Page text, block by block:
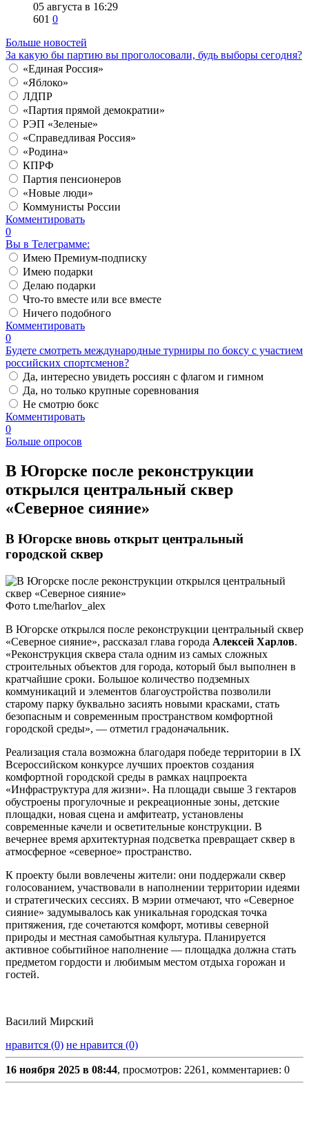
05 августа в 16:29
601 0
Больше новостей
За какую бы партию вы проголосовали, будь выборы сегодня?
«Единая Россия»
«Яблоко»
ЛДПР
«Партия прямой демократии»
РЭП «Зеленые»
«Справедливая Россия»
«Родина»
КПРФ
Партия пенсионеров
«Новые люди»
Коммунисты России
Комментировать
0
Вы в Телеграмме:
Имею Премиум-подписку
Имею подарки
Делаю подарки
Что-то вместе или все вместе
Ничего подобного
Комментировать
0
Будете смотреть международные турниры по боксу с участием
российских спортсменов?
Да, интересно увидеть россиян с флагом и гимном
Да, но только крупные соревнования
Не смотрю бокс
Комментировать
0
Больше опросов
В Югорске после реконструкции
открылся центральный сквер
«Северное сияние»
В Югорске вновь открыт центральный
городской сквер
Фото t.me/harlov_alex
В Югорске открылся после реконструкции центральный сквер
«Северное сияние», рассказал глава города Алексей Харлов.
«Реконструкция сквера стала одним из самых сложных
строительных объектов для города, который был выполнен в
кратчайшие сроки. Большое количество подземных
коммуникаций и элементов благоустройства позволили
старому парку буквально засиять новыми красками, стать
безопасным и современным пространством комфортной
городской среды», — отметил градоначальник.
Реализация стала возможна благодаря победе территории в IX
Всероссийском конкурсе лучших проектов создания
комфортной городской среды в рамках нацпроекта
«Инфраструктура для жизни». На площади свыше 3 гектаров
обустроены прогулочные и рекреационные зоны, детские
площадки, новая сцена и амфитеатр, установлены
современные качели и осветительные конструкции. В
вечернее время архитектурная подсветка превращает сквер в
атмосферное «северное» пространство.
К проекту были вовлечены жители: они поддержали сквер
голосованием, участвовали в наполнении территории идеями
и стратегических сессиях. В мэрии отмечают, что «Северное
сияние» задумывалось как уникальная городская точка
притяжения, где сочетаются комфорт, мотивы северной
природы и местная самобытная культура. Планируется
активное событийное наполнение — площадка должна стать
предметом гордости и любимым местом отдыха горожан и
гостей.
Василий Мирский
нравится (0) не нравится (0)
16 ноября 2025 в 08:44, просмотров: 2261, комментариев: 0